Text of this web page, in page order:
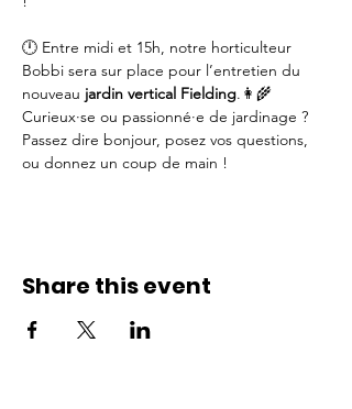
🕛 Entre midi et 15h, notre horticulteur
Bobbi sera sur place pour l’entretien du
nouveau jardin vertical Fielding.👩‍🌾
Curieux·se ou passionné·e de jardinage ?
Passez dire bonjour, posez vos questions,
ou donnez un coup de main !
Share this event